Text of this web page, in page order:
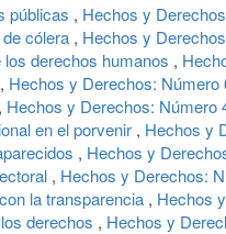
públicas , Hechos y
cólera , Hechos y
derechos humanos ,
, Hechos y Derechos: Número
, Hechos y Derechos: Número
en el porvenir , Hechos y
, Hechos y
, Hechos y Derechos:
la transparencia , Hechos
derechos , Hechos y